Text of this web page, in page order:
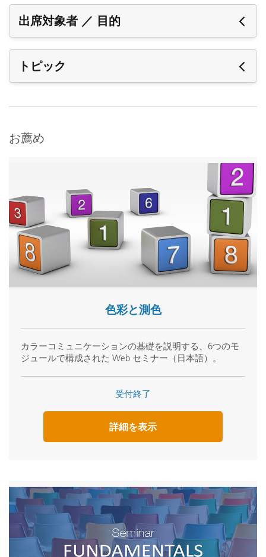
近日開催予定のイベント
出席対象者 ／ 目的
Who Should Attend?
The course requires no prior color training and will address
apparel brands, business and consumer electronics,
plastics, coatings and textile manufacturing.
Lab Technicians
Parts Suppliers
Manufacturing Specifiers
Anyone who evaluates or approves color
If you’re involved in any of these industries, you can’t miss
this seminar.
Appliances
Automotive
Building Products
Food & Food Packaging
Health & Beauty
Why Attend?
Our Fundamentals of Color and Appearance seminar is the
leading one-day educational course in the country.
Suppliers and manufacturers nationwide have utilized the
トピック
色と外見の紹介
カラーモデル：加法、減法、混合
目の働き：視覚と障害の検証
色の数量化
CIEカラーシステムの説明
分光反射率の解析
光源、色温度、照明の数量化
色彩計と分光測色計の違い
装置の光源とUV機能
観察角度、積分球、回折格子
装置の繰り返し精度と再現性
視覚と装置による色評価
正確な観察条件と光源
メタメリズムの説明
装置による品質管理：
一貫したカラーマネージメントとポリシーの導入
サンプル・数値基準
合否分析
測色システムの制限
お薦め
色彩と測色
カラーコミュニケーションの基礎を説明する、6つのモ
ジュールで構成された Web セミナー（日本語）。
受付終了
詳細を表示